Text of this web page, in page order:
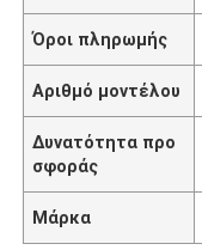
Όροι πληρωμής
Αριθμό μοντέλου
Δυνατότητα προ
σφοράς
Μάρκα